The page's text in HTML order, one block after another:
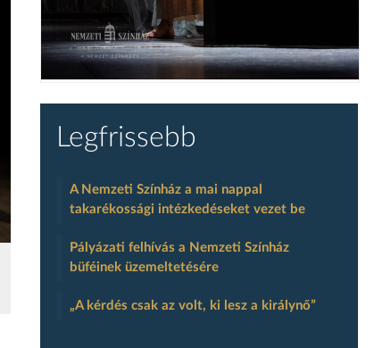
Legfrissebb
A Nemzeti Színház a mai nappal
takarékossági intézkedéseket vezet be
Pályázati felhívás a Nemzeti Színház
büféinek üzemeltetésére
„A kérdés csak az volt, ki lesz a királynő”